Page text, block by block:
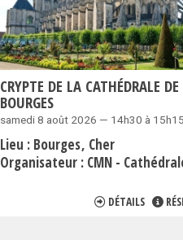
CRYPTE DE LA CATHÉDRALE DE
BOURGES
samedi 8 août 2026 — 14h30 à 15h15
Lieu : Bourges Cher
Organisateur : CMN - Cathédrale de
DÉTAILS